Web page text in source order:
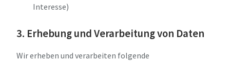
Interesse)
3. Erhebung und Verarbeitung von Daten
Wir erheben und verarbeiten folgende